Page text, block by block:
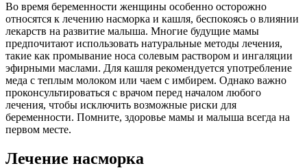
Во время беременности женщины особенно осторожно
относятся к лечению насморка и кашля, беспокоясь о влиянии
лекарств на развитие малыша. Многие будущие мамы
предпочитают использовать натуральные методы лечения,
такие как промывание носа солевым раствором и ингаляции
эфирными маслами. Для кашля рекомендуется употребление
меда с теплым молоком или чаем с имбирем. Однако важно
проконсультироваться с врачом перед началом любого
лечения, чтобы исключить возможные риски для
беременности. Помните, здоровье мамы и малыша всегда на
первом месте.
Лечение насморка